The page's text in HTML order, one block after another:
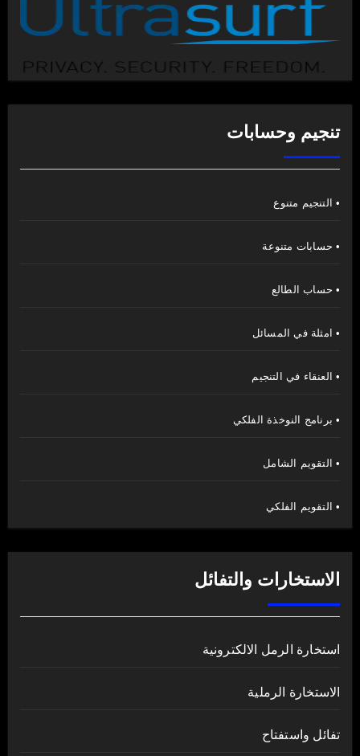
تنجيم وحسابات
• التنجيم متنوع
• حسابات متنوعة
• حساب الطالع
• امثلة في المسائل
• العنقاء في التنجيم
• برنامج النوخذة الفلكي
• التقويم الشامل
• التقويم الفلكي
الاستخارات والتفائل
استخارة الرمل الالكترونية
الاستخارة الرملية
تفائل واستفتاح